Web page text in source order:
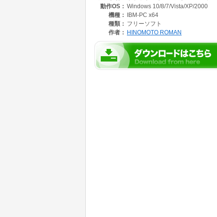
ホームページにて更に詳しい解説および
他のポケットアイコンシリーズのご案内を掲
http://hinomoto-roman.sakura.ne.jp
動作OS： Windows 10/8/7/Vista/XP/2000
機種：
IBM-PC x64
種類： フリーソフト
作者： HINOMOTO ROMAN